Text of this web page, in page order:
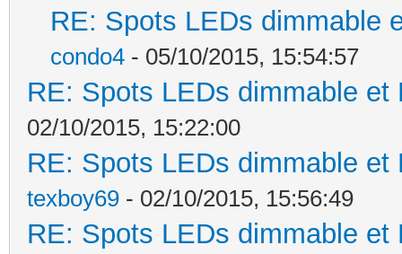
RE: Spots LEDs dimmable
condo4 - 05/10/2015, 15:54:57
RE: Spots LEDs dimmable
02/10/2015, 15:22:00
RE: Spots LEDs dimmable
texboy69 - 02/10/2015, 15:56:49
RE: Spots LEDs dimmable